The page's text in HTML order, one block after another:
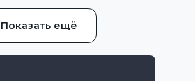
Показать ещё